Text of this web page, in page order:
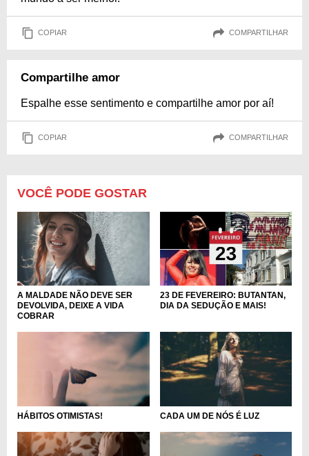
COPIAR COMPARTILHAR
Compartilhe amor
Espalhe esse sentimento e compartilhe amor por aí!
COPIAR COMPARTILHAR
VOCÊ PODE GOSTAR
A MALDADE NÃO DEVE SER
DEVOLVIDA, DEIXE A VIDA
COBRAR
23 DE FEVEREIRO: BUTANTAN,
DIA DA SEDUÇÃO E MAIS!
HÁBITOS OTIMISTAS! CADA UM DE NÓS É LUZ